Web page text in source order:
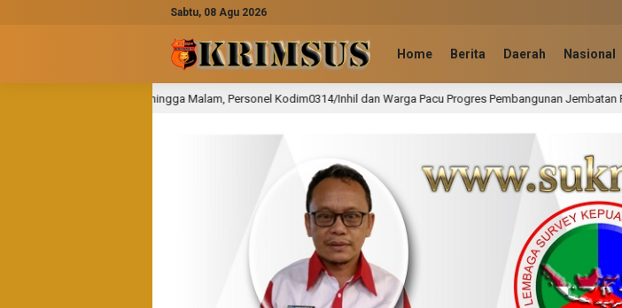
Sabtu, 08 Agu 2026
Home Berita Daerah Nasional
hingga Malam, Personel Kodim0314/Inhil dan Warga Pacu Progres Pembangunan Jembatan Perintis Garuda di Kemuning